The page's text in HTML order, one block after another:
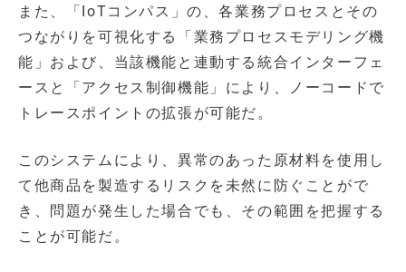
また、「IoTコンパス」の、各業務プロセスとその
つながりを可視化する「業務プロセスモデリング機
能」および、当該機能と連動する統合インターフェ
ースと「アクセス制御機能」により、ノーコードで
トレースポイントの拡張が可能だ。
このシステムにより、異常のあった原材料を使用し
て他商品を製造するリスクを未然に防ぐことがで
き、問題が発生した場合でも、その範囲を把握する
ことが可能だ。